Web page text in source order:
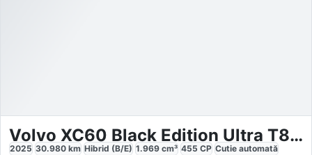
Volvo XC60 Black Edition Ultra T8 AWD
2025 30.980 km Hibrid (B/E) 1.969 cm³ 455 CP Cutie automată